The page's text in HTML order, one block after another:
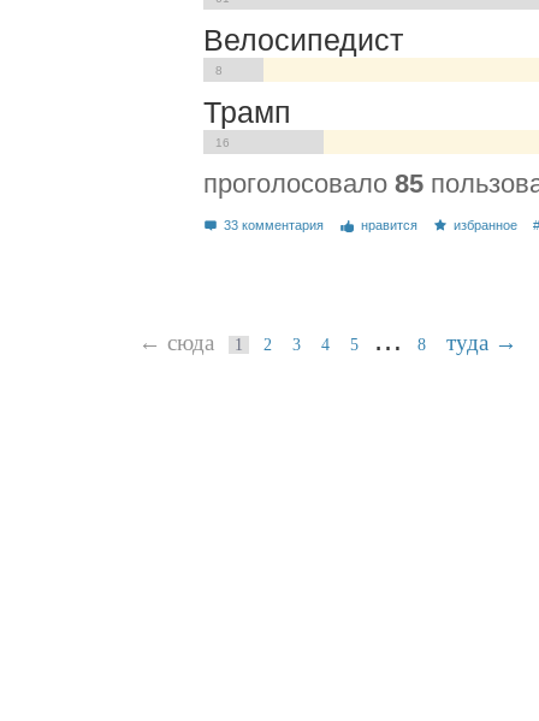
Велосипедист
8
Трамп
16
проголосовало 85
33 комментария нравится избранное
← сюда 1 2 3 4 5 … 8 туда →